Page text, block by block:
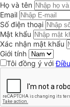
Họ và tên
Email
Số điện thoại
Mật khẩu
Xác nhận mật khẩu
Giới tính
Tôi đồng ý với